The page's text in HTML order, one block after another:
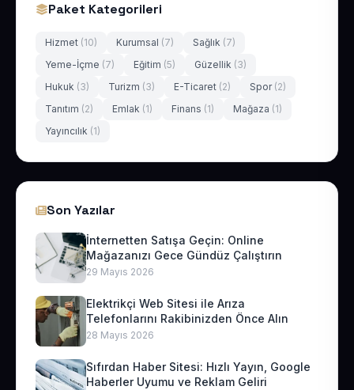
Paket Kategorileri
Hizmet (10) Kurumsal (7) Sağlık (7)
Yeme-İçme (7) Eğitim (5) Güzellik (3)
Hukuk (3) Turizm (3) E-Ticaret (2) Spor (2)
Tanıtım (2) Emlak (1) Finans (1) Mağaza (1)
Yayıncılık (1)
Son Yazılar
İnternetten Satışa Geçin: Online
Mağazanızı Gece Gündüz Çalıştırın
29 Mayıs 2026
Elektrikçi Web Sitesi ile Arıza
Telefonlarını Rakibinizden Önce Alın
28 Mayıs 2026
Sıfırdan Haber Sitesi: Hızlı Yayın, Google
Haberler Uyumu ve Reklam Geliri